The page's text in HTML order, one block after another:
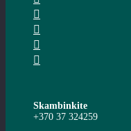
Skambinkite
+370 37 324259